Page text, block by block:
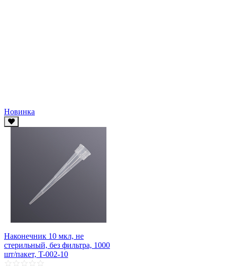
Новинка
Наконечник 10 мкл, не
стерильный, без фильтра, 1000
шт/пакет, T-002-10